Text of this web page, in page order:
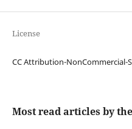
License
CC Attribution-NonCommercial-
Most read articles by